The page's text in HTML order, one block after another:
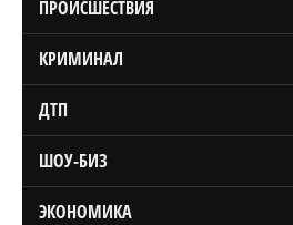
ПРОИСШЕСТВИЯ
КРИМИНАЛ
ДТП
ШОУ-БИЗ
ЭКОНОМИКА